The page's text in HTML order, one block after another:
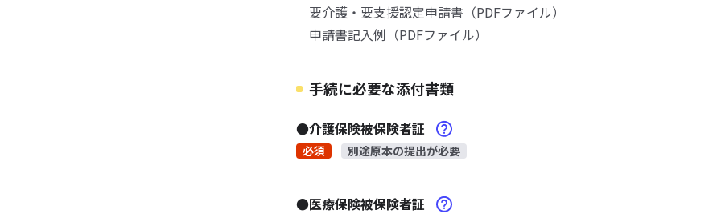
要介護・要支援認定申請書（PDFファイル）
申請書記入例（PDFファイル）
手続に必要な添付書類
●介護保険被保険者証
必須 別途原本の提出が必要
●医療保険被保険者証